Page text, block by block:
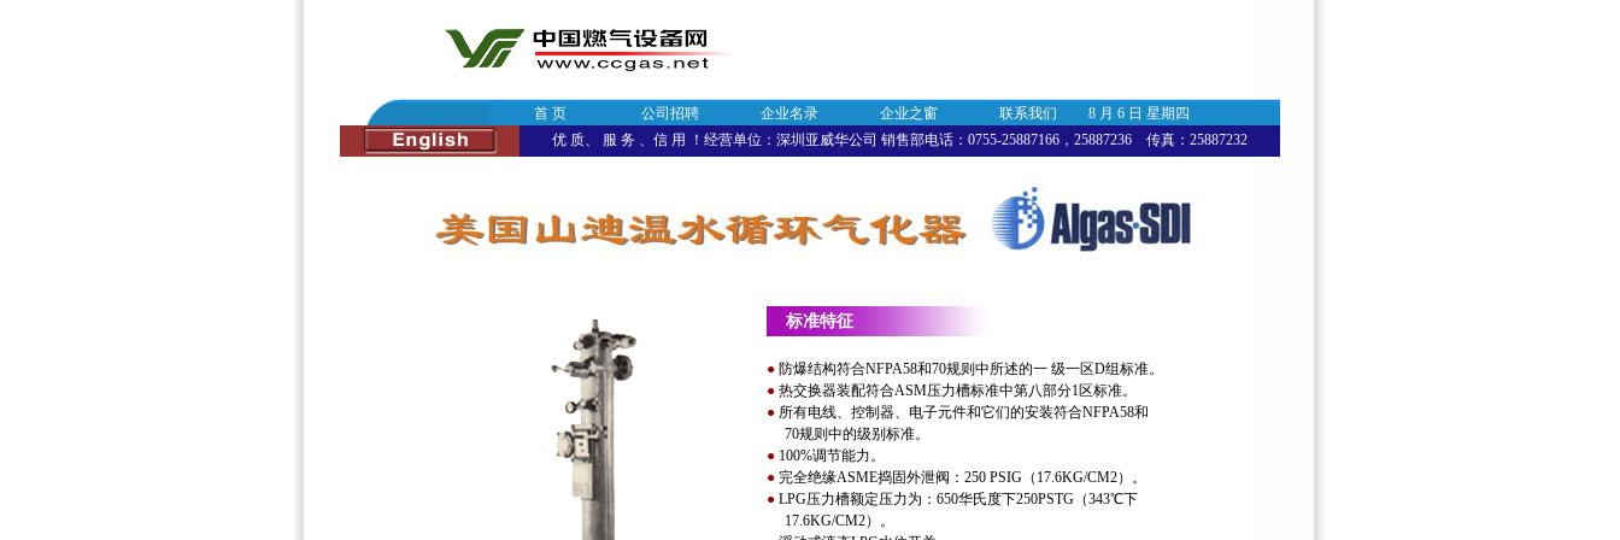
首 页 公司招聘 企业名录 企业之窗 联系我们
8 月 6 日 星期四
优 质、 服 务 、信 用 ！经营单位：深圳亚威华公司 销售部电话：0755-25887166，25887236 传真：25887232
标准特征
● 防爆结构符合NFPA58和70规则中所述的一 级一区D组标准。
● 热交换器装配符合ASM压力槽标准中第八部分1区标准。
● 所有电线、控制器、电子元件和它们的安装符合NFPA58和
70规则中的级别标准。
● 100%调节能力。
● 完全绝缘ASME捣固外泄阀：250 PSIG（17.6KG/CM2）。
● LPG压力槽额定压力为：650华氏度下250PSTG（343℃下
17.6KG/CM2）。